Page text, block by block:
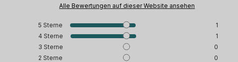
Alle Bewertungen auf dieser Website ansehen
5 Sterne
1
4 Sterne
1
3 Sterne
0
2 Sterne
0